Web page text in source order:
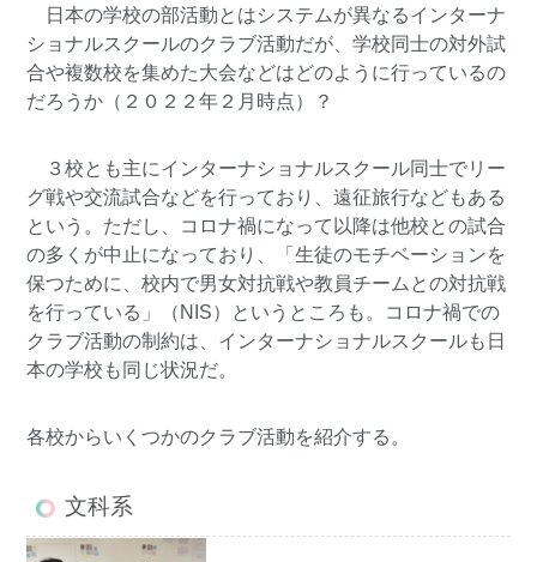
日本の学校の部活動とはシステムが異なるインターナ
ショナルスクールのクラブ活動だが、学校同士の対外試
合や複数校を集めた大会などはどのように行っているの
だろうか（２０２２年２月時点）？
３校とも主にインターナショナルスクール同士でリー
グ戦や交流試合などを行っており、遠征旅行などもある
という。ただし、コロナ禍になって以降は他校との試合
の多くが中止になっており、「生徒のモチベーションを
保つために、校内で男女対抗戦や教員チームとの対抗戦
を行っている」（NIS）というところも。コロナ禍での
クラブ活動の制約は、インターナショナルスクールも日
本の学校も同じ状況だ。
各校からいくつかのクラブ活動を紹介する。
文科系